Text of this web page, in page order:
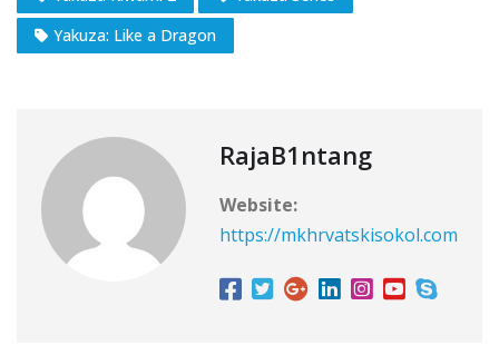
Yakuza: Like a Dragon
RajaB1ntang
Website:
https://mkhrvatskisokol.com